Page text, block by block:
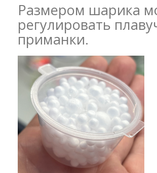
Размером шарика
регулировать
приманки.